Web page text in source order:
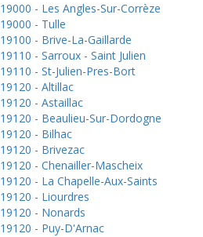
19000 - Les Angles-Sur-Corrèze
19000 - Tulle
19100 - Brive-La-Gaillarde
19110 - Sarroux - Saint Julien
19110 - St-Julien-Pres-Bort
19120 - Altillac
19120 - Astaillac
19120 - Beaulieu-Sur-Dordogne
19120 - Bilhac
19120 - Brivezac
19120 - Chenailler-Mascheix
19120 - La Chapelle-Aux-Saints
19120 - Liourdres
19120 - Nonards
19120 - Puy-D'Arnac